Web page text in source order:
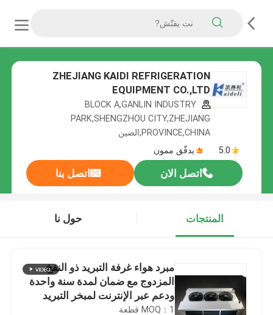
ZHEJIANG KAIDI REFRIGERATION
EQUIPMENT CO.,LTD
BLOCK A,GANLIN INDUSTRY
PARK,SHENGZHOU CITY,ZHEJIANG
PROVINCE,CHINA,الصين
5.0
يدقّق ممون
اتصل الان اتصل بنا
المنتجات حول نا
مبرد هواء غرفة التبريد ذو النفخ
المزدوج مع ضمان لمدة سنة واحدة
ودعم عبر الإنترنت لمبخر التبريد
MOQ：1 قطعة